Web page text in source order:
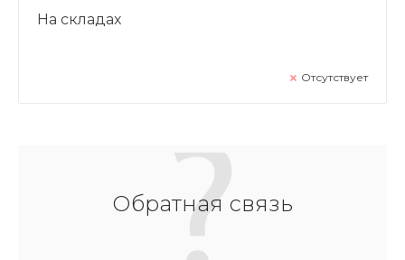
На складах
Отсутствует
Обратная связь